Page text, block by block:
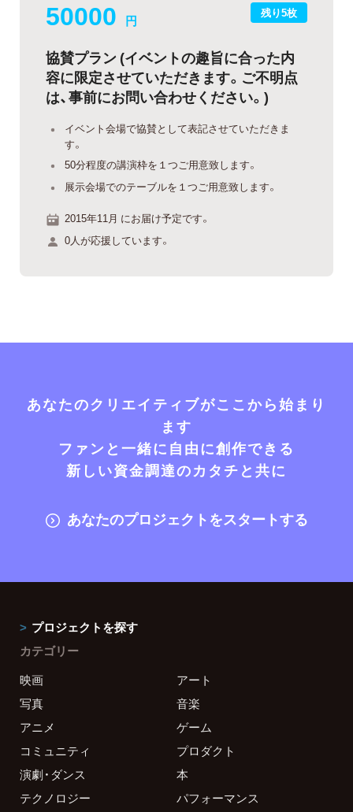
残り5枚
50000 円
協賛プラン (イベントの趣旨に合った内
容に限定させていただきます。ご不明点
は、事前にお問い合わせください。)
イベント会場で協賛として表記させていただきま
す。
50分程度の講演枠を１つご用意致します。
展示会場でのテーブルを１つご用意致します。
2015年11月 にお届け予定です。
0人が応援しています。
あなたのクリエイティブがここから始まり
ます
ファンと一緒に自由に創作できる
新しい資金調達のカタチと共に
あなたのプロジェクトをスタートする
プロジェクトを探す
カテゴリー
映画
アート
写真
音楽
アニメ
ゲーム
コミュニティ
プロダクト
演劇・ダンス
本
テクノロジー
パフォーマンス